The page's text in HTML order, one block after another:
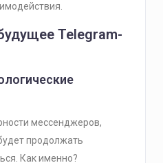
Telegram-
мессенджеров,
продолжать
Как именно?